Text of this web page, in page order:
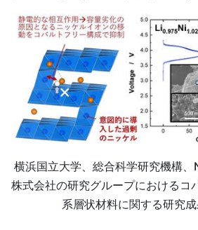
横浜国立大学、総合科学研究機構
株式会社の研究グループにおけるコ
系層状材料に関する研究